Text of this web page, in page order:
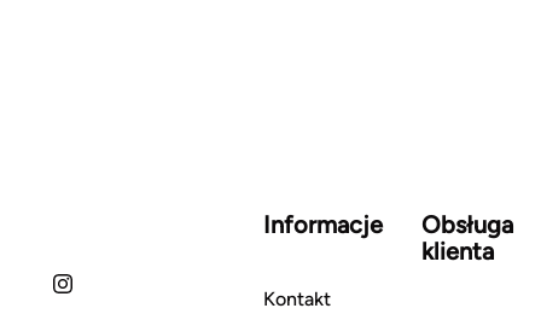
Informacje
Kontakt
Obsługa
klienta